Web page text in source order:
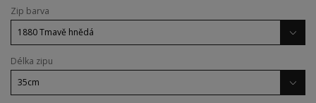
Zip barva
Délka zipu